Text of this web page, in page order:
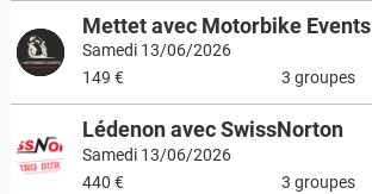
Mettet avec Motorbike Events
Samedi 13/06/2026
149 €
3 groupes
Lédenon avec SwissNorton
Samedi 13/06/2026
440 €
3 groupes